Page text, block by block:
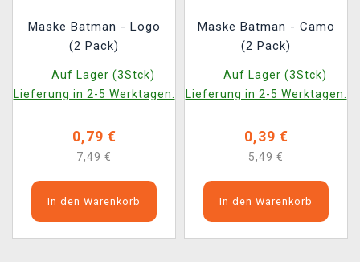
Maske Batman - Logo
(2 Pack)
Auf Lager (3Stck)
Lieferung in 2-5 Werktagen.
0,79 €
7,49 €
In den Warenkorb
Maske Batman - Camo
(2 Pack)
Auf Lager (3Stck)
Lieferung in 2-5 Werktagen.
0,39 €
5,49 €
In den Warenkorb